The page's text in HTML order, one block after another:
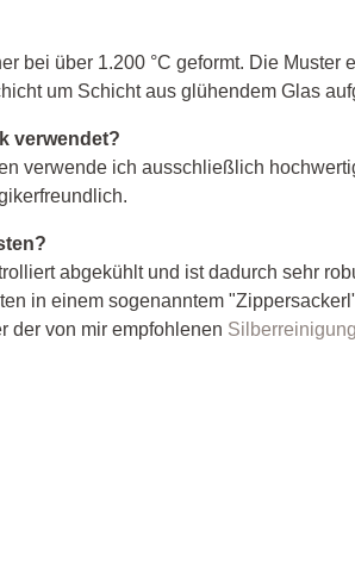
bei über 1.200 °C geformt. Die Muster
um Schicht aus glühendem Glas
verwendet?
verwende ich ausschließlich
abgekühlt und ist dadurch sehr
in einem sogenanntem
der von mir empfohlenen